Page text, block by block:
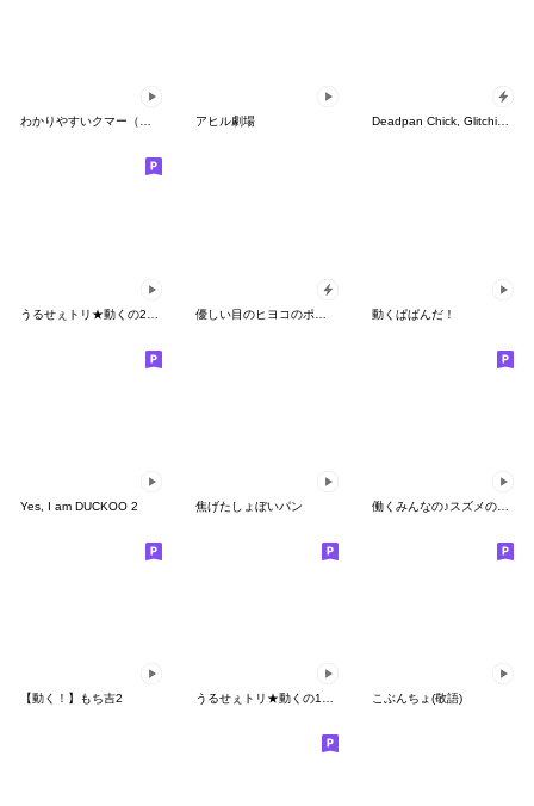
わかりやすいクマー（荒ぶる編） アヒル劇場 Deadpan Chick, Glitching Moods
動くぱぱんだ！
Yes, I am DUCKOO 2 焦げたしょぼいパン 働くみんなの♪スズメのちゅん
【動く！】もち吉2 うるせぇトリ★動くの1個目 こぶんちょ(敬語)